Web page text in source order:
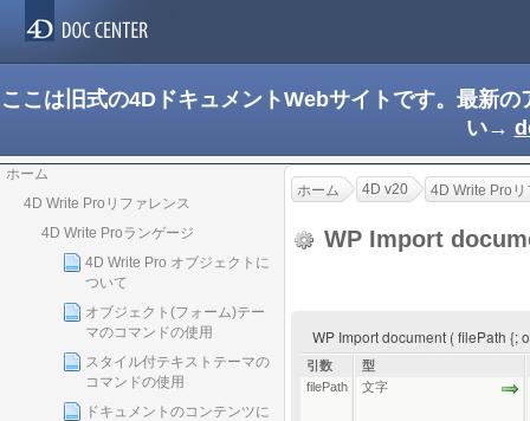
ここは旧式の4DドキュメントWebサイトです。最新
い→
ホーム
4D Write Proリファレンス
4D Write Proランゲージ
4D Write Pro オブジェクトに
ついて
オブジェクト(フォーム)テー
マのコマンドの使用
スタイル付テキストテーマの
コマンドの使用
ドキュメントのコンテンツに
ホーム 4D v20 4D Write Pro
WP Import
WP Import document ( filePath {;
引数
型
filePath
文字